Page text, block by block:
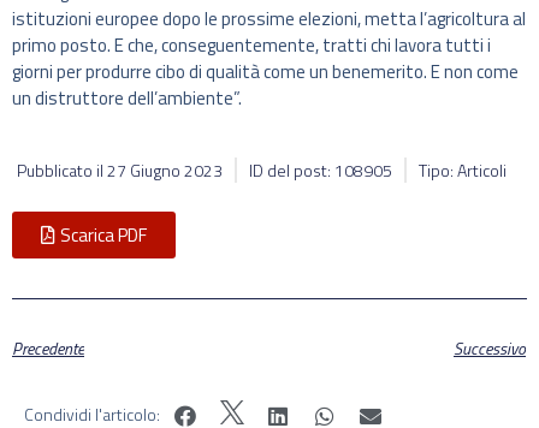
istituzioni europee dopo le prossime elezioni, metta l’agricoltura al
primo posto. E che, conseguentemente, tratti chi lavora tutti i
giorni per produrre cibo di qualità come un benemerito. E non come
un distruttore dell’ambiente”.
Pubblicato il27 Giugno 2023 ID del post: 108905 Tipo: Articoli
Scarica PDF
Precedente Successivo
Condividi l'articolo: